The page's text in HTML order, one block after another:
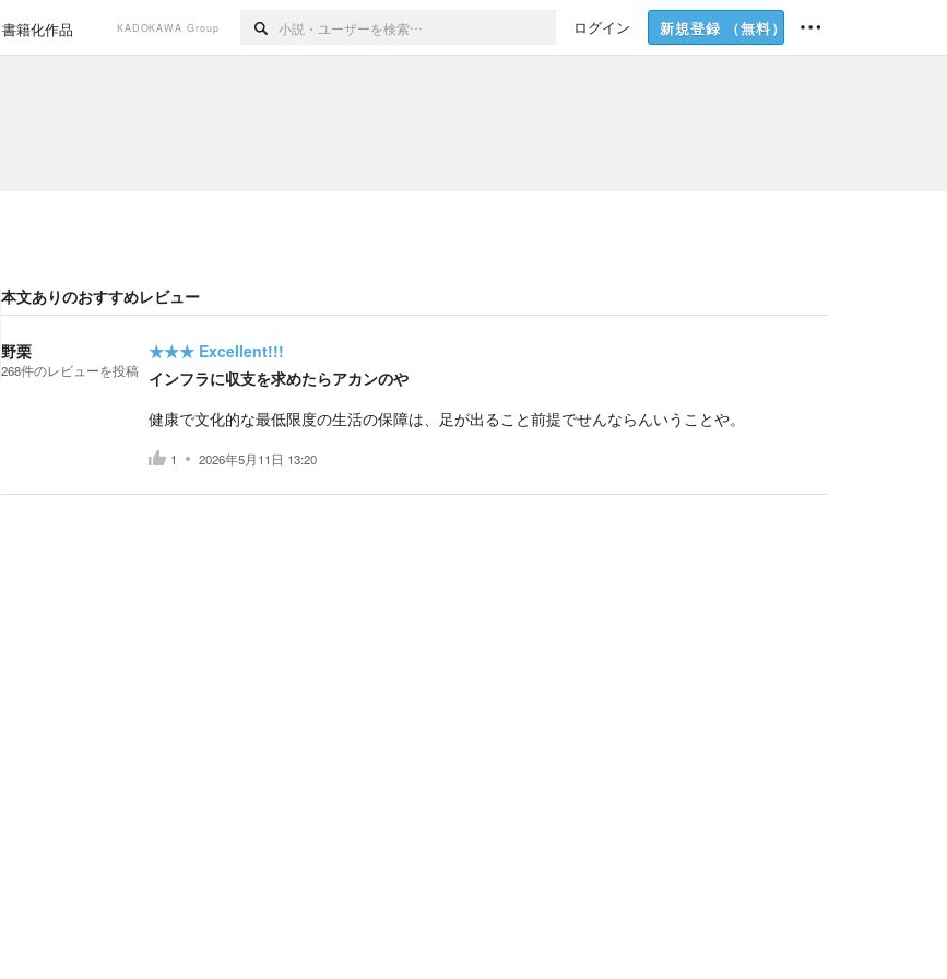
書籍化作品 KADOKAWA Group ログイン 新規登録 （無料）
本文ありのおすすめレビュー
野栗
268件のレビューを投稿
★★★ Excellent!!!
インフラに収支を求めたらアカンのや
健康で文化的な最低限度の生活の保障は、足が出ること前提でせんならんいうことや。
1 2026年5月11日 13:20